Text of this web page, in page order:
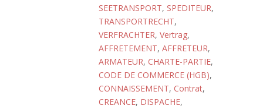
SEETRANSPORT, SPEDITEUR,
TRANSPORTRECHT,
VERFRACHTER, Vertrag,
AFFRETEMENT, AFFRETEUR,
ARMATEUR, CHARTE-PARTIE,
CODE DE COMMERCE (HGB),
CONNAISSEMENT, Contrat,
CREANCE, DISPACHE,